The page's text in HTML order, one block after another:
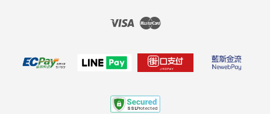
Visa Master